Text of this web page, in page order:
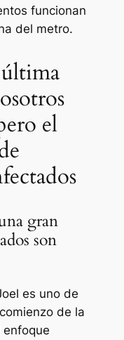
funcionan
del metro.
el
gran
son
es uno de
de la